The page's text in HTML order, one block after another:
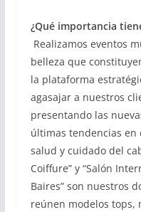
¿Qué importancia
Realizamos eventos
belleza que
la plataforma
agasajar a nuestros
presentando las
últimas tendencias en
salud y cuidado del
Coiffure” y “Salón
Baires” son nuestros
reúnen modelos tops,